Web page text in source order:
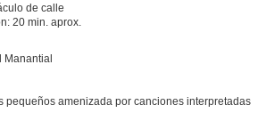
de calle
20 min. aprox.
Manantial
pequeños amenizada por canciones interpretadas